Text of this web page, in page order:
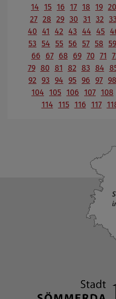
14 15 16 17 18 19 20
27 28 29 30 31 32 33
40 41 42 43 44 45
53 54 55 56 57 58 59
66
67 68 69 70 71
79 80 81 82 83 84
92 93 94 95 96 97 98
104 105 106 107 108
114 115 116 117